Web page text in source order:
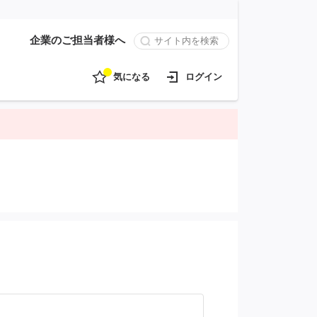
企業のご担当者様へ
気になる ログイン